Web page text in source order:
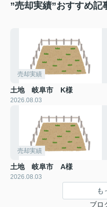
”売却実績”おすすめ記
売却実績
土地 岐阜市 K様
2026.08.03
売却実績
土地 岐阜市 A様
2026.08.03
も
ブロ